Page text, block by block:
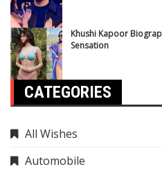
Khushi Kapoor
Sensation
CATEGORIES
All Wishes
Automobile